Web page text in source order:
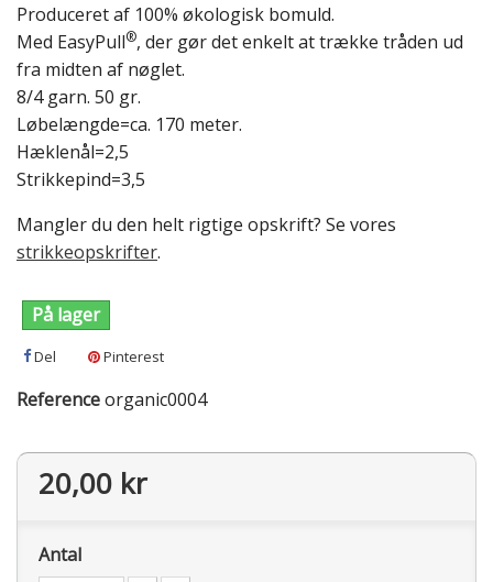
Produceret af 100% økologisk bomuld.
Med EasyPull®, der gør det enkelt at trække tråden ud
fra midten af nøglet.
8/4 garn. 50 gr.
Løbelængde=ca. 170 meter.
Hæklenål=2,5
Strikkepind=3,5
Mangler du den helt rigtige opskrift? Se vores
strikkeopskrifter.
På lager
Del Pinterest
Referenceorganic0004
20,00 kr
Antal